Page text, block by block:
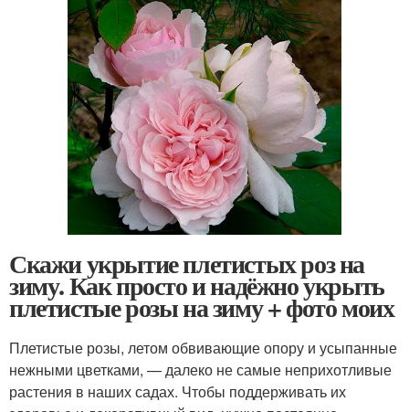
Скажи укрытие плетистых роз на
зиму. Как просто и надёжно укрыть
плетистые розы на зиму + фото моих
Плетистые розы, летом обвивающие опору и усыпанные
нежными цветками, — далеко не самые неприхотливые
растения в наших садах. Чтобы поддерживать их